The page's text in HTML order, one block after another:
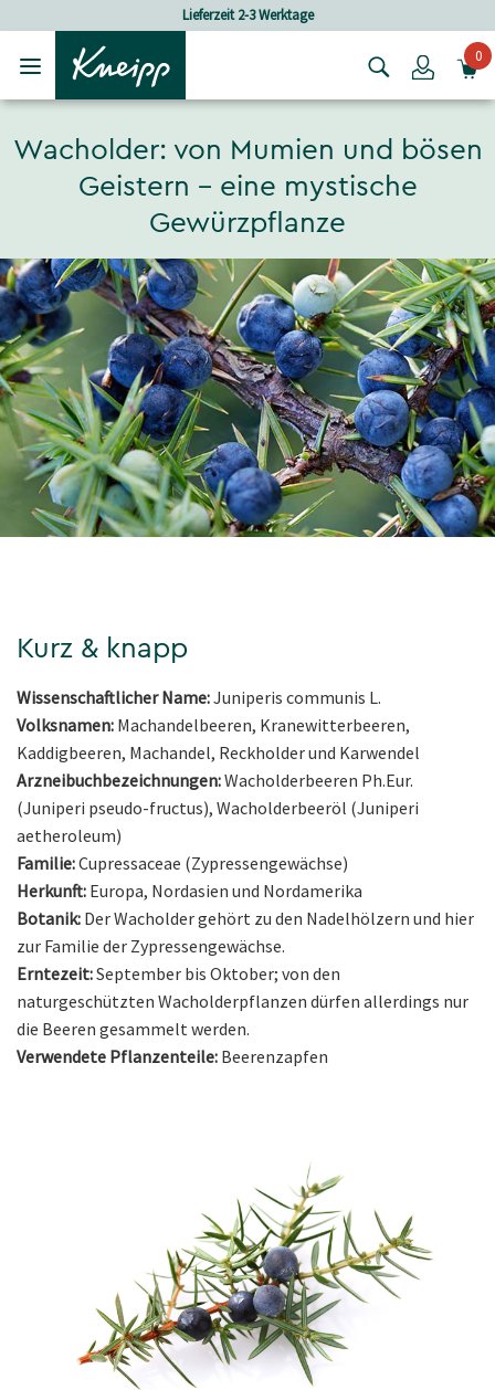
Versandkostenfrei ab 80 CHF Bestellwert
Login0
Wacholder: von Mumien und bösen
Geistern – eine mystische
Gewürzpflanze
Kurz & knapp
Wissenschaftlicher Name:Juniperis communis L.
Volksnamen: Machandelbeeren, Kranewitterbeeren,
Kaddigbeeren, Machandel, Reckholder und Karwendel
Arzneibuchbezeichnungen:Wacholderbeeren Ph.Eur.
(Juniperi pseudo-fructus), Wacholderbeeröl (Juniperi
aetheroleum)
Familie:Cupressaceae (Zypressengewächse)
Herkunft: Europa, Nordasien und Nordamerika
Botanik: Der Wacholder gehört zu den Nadelhölzern und hier
zur Familie der Zypressengewächse.
Erntezeit:September bis Oktober; von den
naturgeschützten Wacholderpflanzen dürfen allerdings nur
die Beeren gesammelt werden.
Verwendete Pflanzenteile: Beerenzapfen